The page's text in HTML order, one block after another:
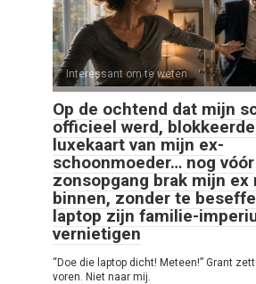
Interessant om te weten
Op de ochtend dat mijn
officieel werd,
luxekaart van mijn ex-
schoonmoeder… nog vóór
zonsopgang brak mijn ex
binnen, zonder te
laptop zijn familie-
vernietigen
“Doe die laptop dicht! Meteen!” Grant
voren. Niet naar mij.